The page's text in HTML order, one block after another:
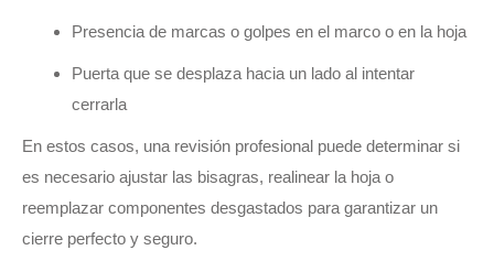
Presencia de marcas o golpes en el marco o en la hoja
Puerta que se desplaza hacia un lado al intentar
cerrarla
En estos casos, una revisión profesional puede determinar si
es necesario ajustar las bisagras, realinear la hoja o
reemplazar componentes desgastados para garantizar un
cierre perfecto y seguro.